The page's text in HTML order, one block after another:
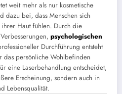
weit mehr als nur kosmetische
dazu bei, dass Menschen sich
ihrer Haut fühlen. Durch die
psychologischen
Durchführung entsteht
persönliche Wohlbefinden
eine Laserbehandlung entscheidet,
Erscheinung, sondern auch in
Lebensqualität.